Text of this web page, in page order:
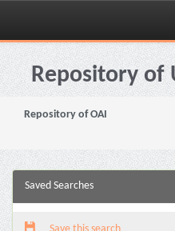
Skip
navigationRepository of
Repository of OAI
Saved Searches